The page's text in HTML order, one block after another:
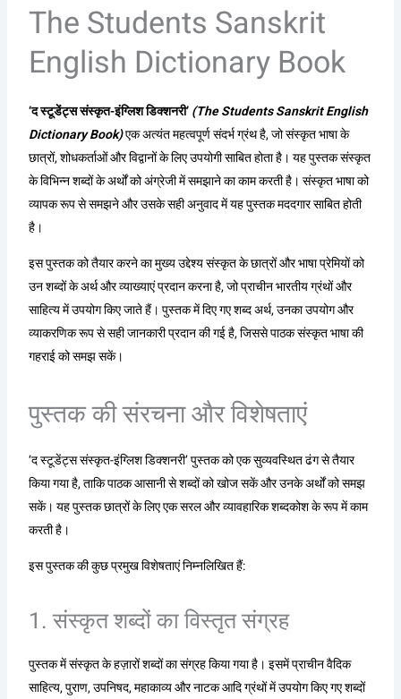
The Students Sanskrit
English Dictionary Book
‘द स्टूडेंट्स संस्कृत-इंग्लिश डिक्शनरी’(The Students Sanskrit English
Dictionary Book)एक अत्यंत महत्वपूर्ण संदर्भ ग्रंथ है, जो संस्कृत भाषा के
छात्रों, शोधकर्ताओं और विद्वानों के लिए उपयोगी साबित होता है। यह पुस्तक संस्कृत
के विभिन्न शब्दों के अर्थों को अंग्रेजी में समझाने का काम करती है। संस्कृत भाषा को
व्यापक रूप से समझने और उसके सही अनुवाद में यह पुस्तक मददगार साबित होती
है।
इस पुस्तक को तैयार करने का मुख्य उद्देश्य संस्कृत के छात्रों और भाषा प्रेमियों को
उन शब्दों के अर्थ और व्याख्याएं प्रदान करना है, जो प्राचीन भारतीय ग्रंथों और
साहित्य में उपयोग किए जाते हैं। पुस्तक में दिए गए शब्द अर्थ, उनका उपयोग और
व्याकरणिक रूप से सही जानकारी प्रदान की गई है, जिससे पाठक संस्कृत भाषा की
गहराई को समझ सकें।
पुस्तक की संरचना और विशेषताएं
‘द स्टूडेंट्स संस्कृत-इंग्लिश डिक्शनरी’ पुस्तक को एक सुव्यवस्थित ढंग से तैयार
किया गया है, ताकि पाठक आसानी से शब्दों को खोज सकें और उनके अर्थों को समझ
सकें। यह पुस्तक छात्रों के लिए एक सरल और व्यावहारिक शब्दकोश के रूप में काम
करती है।
इस पुस्तक की कुछ प्रमुख विशेषताएं निम्नलिखित हैं:
1. संस्कृत शब्दों का विस्तृत संग्रह
पुस्तक में संस्कृत के हज़ारों शब्दों का संग्रह किया गया है। इसमें प्राचीन वैदिक
साहित्य, पुराण, उपनिषद, महाकाव्य और नाटक आदि ग्रंथों में उपयोग किए गए शब्दों